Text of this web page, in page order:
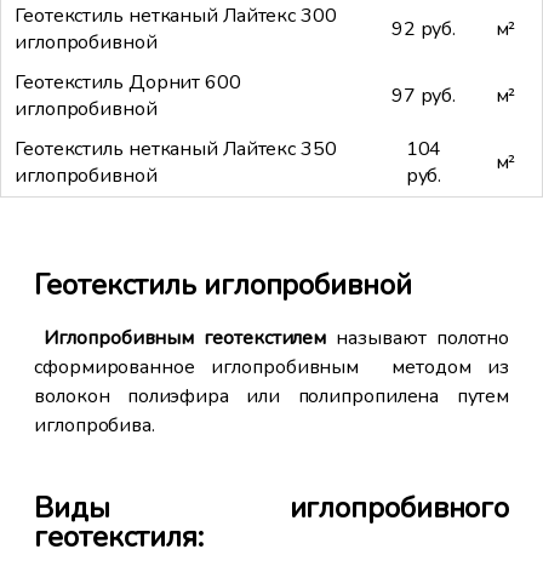
Геотекстиль нетканый Лайтекс 300
иглопробивной
92 руб.
м²
Геотекстиль Дорнит 600
иглопробивной
97 руб.
м²
Геотекстиль нетканый Лайтекс 350
иглопробивной
104
руб.
м²
Геотекстиль иглопробивной
Иглопробивным геотекстилем называют полотно
сформированное иглопробивным методом из
волокон полиэфира или полипропилена путем
иглопробива.
Виды иглопробивного
геотекстиля: